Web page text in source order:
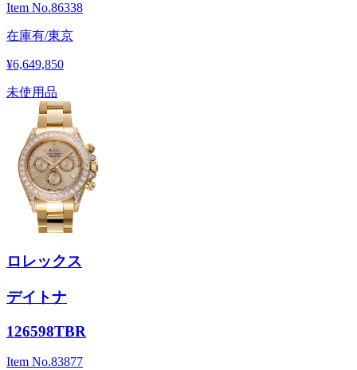
Item No.86338
在庫有/東京
¥6,649,850
未使用品
ロレックス
デイトナ
126598TBR
Item No.83877